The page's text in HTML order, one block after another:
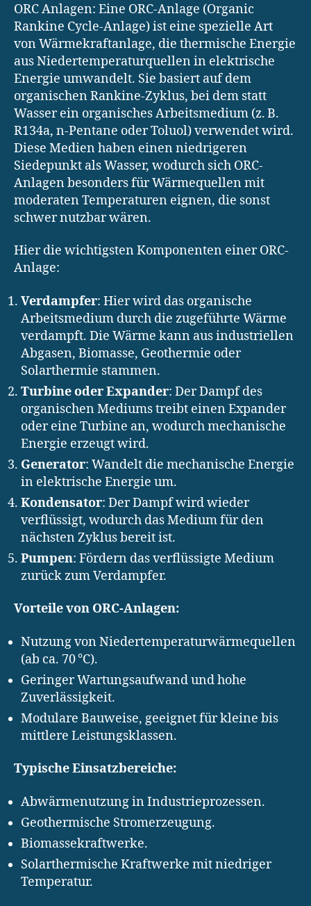
ORC Anlagen: Eine ORC-Anlage (Organic
Rankine Cycle-Anlage) ist eine spezielle Art
von Wärmekraftanlage, die thermische Energie
aus Niedertemperaturquellen in elektrische
Energie umwandelt. Sie basiert auf dem
organischen Rankine-Zyklus, bei dem statt
Wasser ein organisches Arbeitsmedium (z. B.
R134a, n-Pentane oder Toluol) verwendet wird.
Diese Medien haben einen niedrigeren
Siedepunkt als Wasser, wodurch sich ORC-
Anlagen besonders für Wärmequellen mit
moderaten Temperaturen eignen, die sonst
schwer nutzbar wären.
Hier die wichtigsten Komponenten einer ORC-
Anlage:
Verdampfer: Hier wird das organische
Arbeitsmedium durch die zugeführte Wärme
verdampft. Die Wärme kann aus industriellen
Abgasen, Biomasse, Geothermie oder
Solarthermie stammen.
Turbine oder Expander: Der Dampf des
organischen Mediums treibt einen Expander
oder eine Turbine an, wodurch mechanische
Energie erzeugt wird.
Generator: Wandelt die mechanische Energie
in elektrische Energie um.
Kondensator: Der Dampf wird wieder
verflüssigt, wodurch das Medium für den
nächsten Zyklus bereit ist.
Pumpen: Fördern das verflüssigte Medium
zurück zum Verdampfer.
Vorteile von ORC-Anlagen:
Nutzung von Niedertemperaturwärmequellen
(ab ca. 70 °C).
Geringer Wartungsaufwand und hohe
Zuverlässigkeit.
Modulare Bauweise, geeignet für kleine bis
mittlere Leistungsklassen.
Typische Einsatzbereiche:
Abwärmenutzung in Industrieprozessen.
Geothermische Stromerzeugung.
Biomassekraftwerke.
Solarthermische Kraftwerke mit niedriger
Temperatur.